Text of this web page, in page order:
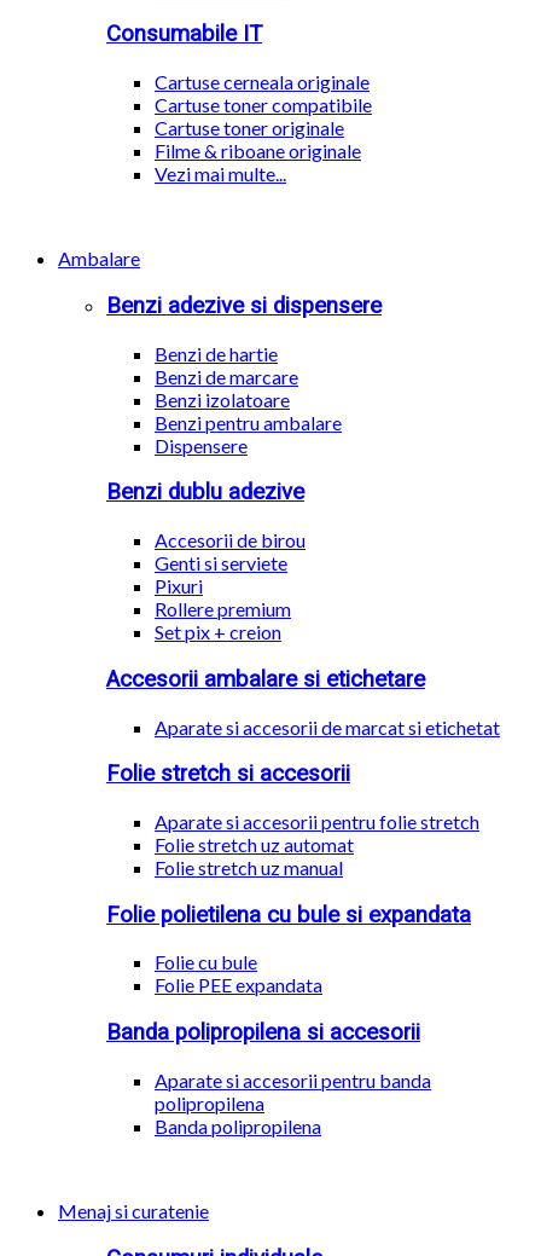
Consumabile IT
Cartuse cerneala originale
Cartuse toner compatibile
Cartuse toner originale
Filme & riboane originale
Vezi mai multe...
Ambalare
Benzi adezive si dispensere
Benzi de hartie
Benzi de marcare
Benzi izolatoare
Benzi pentru ambalare
Dispensere
Benzi dublu adezive
Accesorii de birou
Genti si serviete
Pixuri
Rollere premium
Set pix + creion
Accesorii ambalare si etichetare
Aparate si accesorii de marcat si etichetat
Folie stretch si accesorii
Aparate si accesorii pentru folie stretch
Folie stretch uz automat
Folie stretch uz manual
Folie polietilena cu bule si expandata
Folie cu bule
Folie PEE expandata
Banda polipropilena si accesorii
Aparate si accesorii pentru banda
polipropilena
Banda polipropilena
Menaj si curatenie